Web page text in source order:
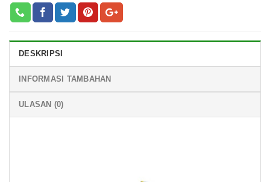
DESKRIPSI
INFORMASI TAMBAHAN
ULASAN (0)